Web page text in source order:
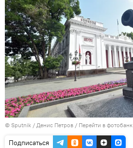
© Sputnik / Денис Петров / Перейти в фотобанк
Подписаться